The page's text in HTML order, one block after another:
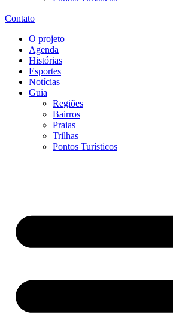
Contato
O projeto
Agenda
Histórias
Esportes
Notícias
Guia
Regiões
Bairros
Praias
Trilhas
Pontos Turísticos